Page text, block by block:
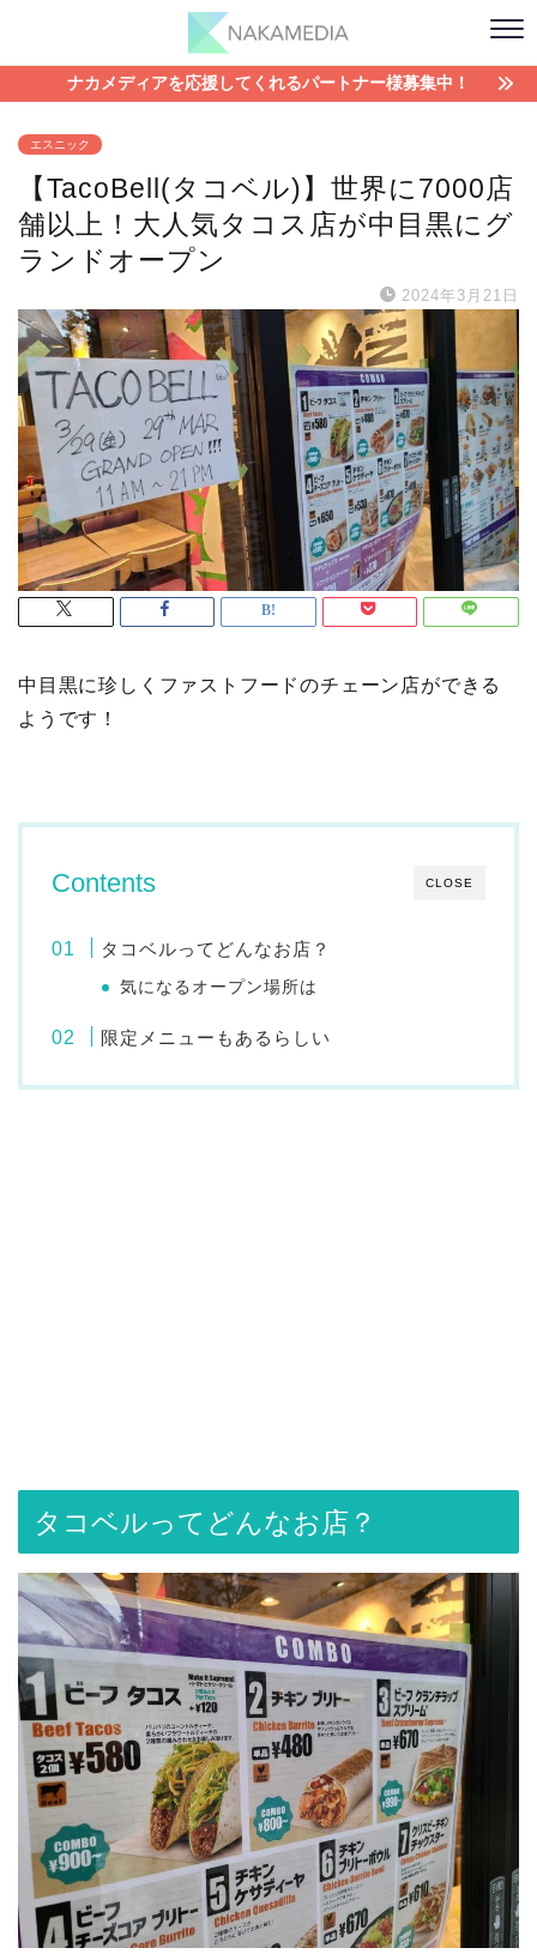
ナカメディアを応援してくれるパートナー様募集中！
エスニック
【TacoBell(タコベル)】世界に7000店
舗以上！大人気タコス店が中目黒にグ
ランドオープン
2024年3月21日
中目黒に珍しくファストフードのチェーン店ができる
ようです！
CLOSE
Contents
タコベルってどんなお店？
気になるオープン場所は
限定メニューもあるらしい
タコベルってどんなお店？